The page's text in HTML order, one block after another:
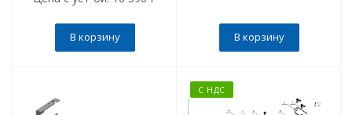
В корзину В корзину
С НДС